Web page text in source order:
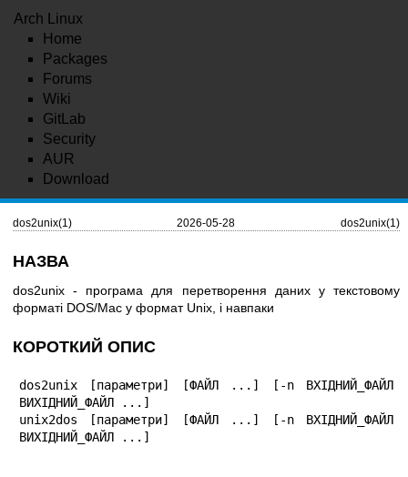
Arch Linux
Home
Packages
Forums
Wiki
GitLab
Security
AUR
Download
dos2unix(1) 2026-05-28 dos2unix(1)
НАЗВА
dos2unix - програма для перетворення даних у текстовому
форматі DOS/Mac у формат Unix, і навпаки
КОРОТКИЙ ОПИС
dos2unix [параметри] [ФАЙЛ ...] [-n ВХІДНИЙ_ФАЙЛ
ВИХІДНИЙ_ФАЙЛ ...]
unix2dos [параметри] [ФАЙЛ ...] [-n ВХІДНИЙ_ФАЙЛ
ВИХІДНИЙ_ФАЙЛ ...]